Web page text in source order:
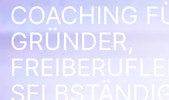
COACHING
GRÜNDER,